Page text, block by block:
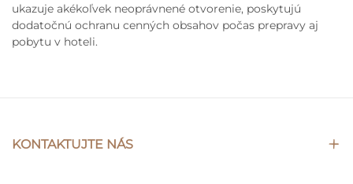
ukazuje akékoľvek neoprávnené otvorenie, poskytujú
dodatočnú ochranu cenných obsahov počas prepravy aj
pobytu v hoteli.
KONTAKTUJTE NÁS